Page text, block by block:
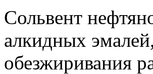
Сольвент
алкидных
обезжиривания